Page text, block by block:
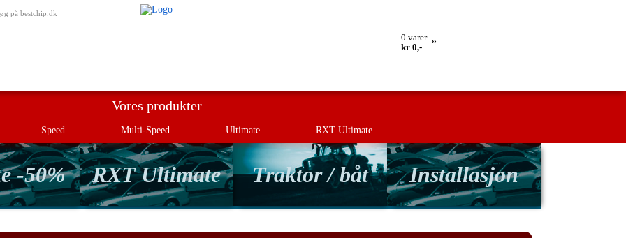
på bestchip.dk
0 varer
kr 0,-
»
Vores produkter
Speed Multi-Speed Ultimate RXT Ultimate
-50% RXT Ultimate Traktor / båt Installasjon